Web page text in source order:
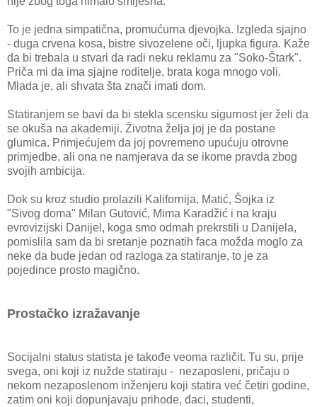
To je jedna simpatična, promućurna djevojka. Izgleda sjajno
- duga crvena kosa, bistre sivozelene oči, ljupka figura. Kaže
da bi trebala u stvari da radi neku reklamu za "Soko-Štark".
Priča mi da ima sjajne roditelje, brata koga mnogo voli.
Mlada je, ali shvata šta znači imati dom.
Statiranjem se bavi da bi stekla scensku sigurnost jer želi da
se okuša na akademiji. Životna želja joj je da postane
glumica. Primjećujem da joj povremeno upućuju otrovne
primjedbe, ali ona ne namjerava da se ikome pravda zbog
svojih ambicija.
Dok su kroz studio prolazili Kalifornija, Matić, Šojka iz
"Sivog doma" Milan Gutović, Mima Karadžić i na kraju
evrovizijski Danijel, koga smo odmah prekrstili u Danijela,
pomislila sam da bi sretanje poznatih faca možda moglo za
neke da bude jedan od razloga za statiranje, to je za
pojedince prosto magično.
Prostačko izražavanje
Socijalni status statista je takođe veoma različit. Tu su, prije
svega, oni koji iz nužde statiraju - nezaposleni, pričaju o
nekom nezaposlenom inženjeru koji statira već četiri godine,
zatim oni koji dopunjavaju prihode, đaci, studenti,